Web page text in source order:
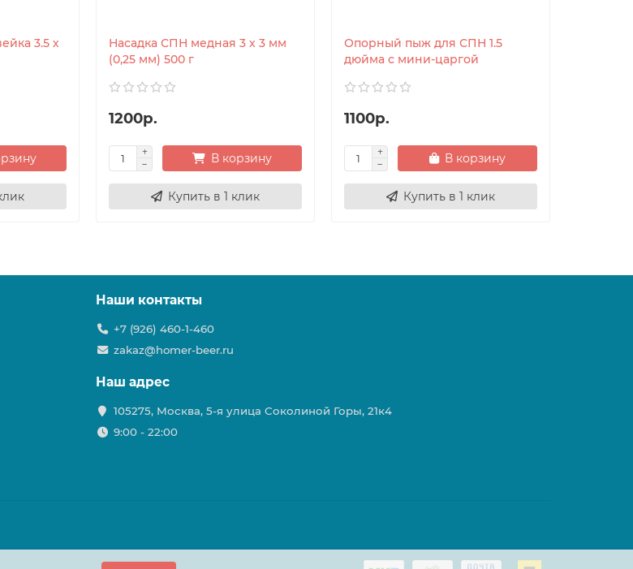
3.5 х
Насадка СПН медная 3 х 3 мм
(0,25 мм) 500 г
1200р.
В корзину
Купить в 1 клик
Опорный пыж для СПН 1.5
дюйма с мини-царгой
1100р.
В корзину
Купить в 1 клик
Наши контакты
+7 (926) 460-1-460
zakaz@homer-beer.ru
Наш адрес
105275, Москва, 5-я улица Соколиной Горы, 21к4
9:00 - 22:00